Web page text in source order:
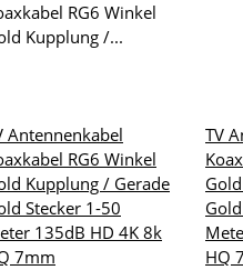
Antennenkabel
RG6 Winkel
Kupplung / Gerade
Stecker 1-50
135dB HD 4K 8k
7mm
TV
HQ